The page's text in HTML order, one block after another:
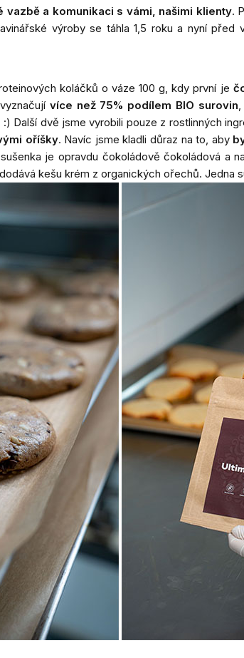
vazbě a komunikaci s vámi, našimi klienty.
výroby se táhla 1,5 roku a nyní před
koláčků o váze 100 g, kdy první je
více než 75% podílem BIO surovin
Další dvě jsme vyrobili pouze z rostlinných
oříšky. Navíc jsme kladli důraz na to, aby
je opravdu čokoládově čokoládová a
kešu krém z organických ořechů. Jedna